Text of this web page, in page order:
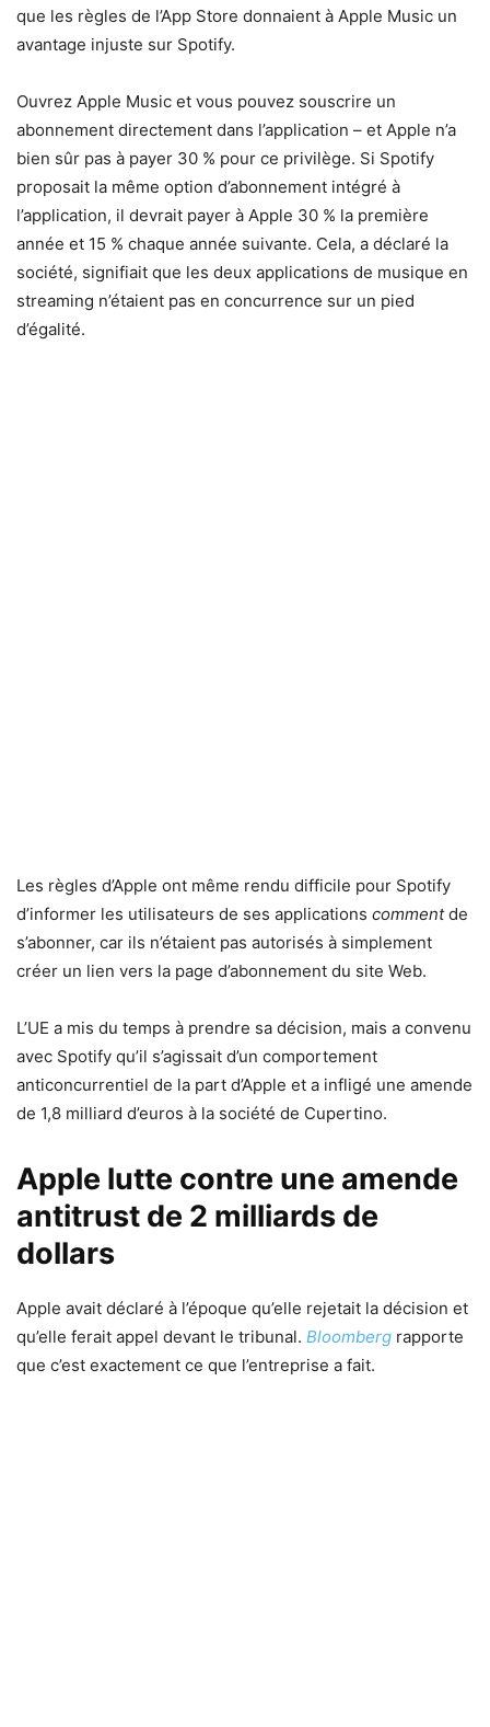
que les règles de l’App Store donnaient à Apple Music un
avantage injuste sur Spotify.
Ouvrez Apple Music et vous pouvez souscrire un
abonnement directement dans l’application – et Apple n’a
bien sûr pas à payer 30 % pour ce privilège. Si Spotify
proposait la même option d’abonnement intégré à
l’application, il devrait payer à Apple 30 % la première
année et 15 % chaque année suivante. Cela, a déclaré la
société, signifiait que les deux applications de musique en
streaming n’étaient pas en concurrence sur un pied
d’égalité.
Les règles d’Apple ont même rendu difficile pour Spotify
d’informer les utilisateurs de ses applications commentde
s’abonner, car ils n’étaient pas autorisés à simplement
créer un lien vers la page d’abonnement du site Web.
L’UE a mis du temps à prendre sa décision, mais a convenu
avec Spotify qu’il s’agissait d’un comportement
anticoncurrentiel de la part d’Apple et a infligé une amende
de 1,8 milliard d’euros à la société de Cupertino.
Apple lutte contre une amende
antitrust de 2 milliards de
dollars
Apple avait déclaré à l’époque qu’elle rejetait la décision et
qu’elle ferait appel devant le tribunal. Bloomberg rapporte
que c’est exactement ce que l’entreprise a fait.